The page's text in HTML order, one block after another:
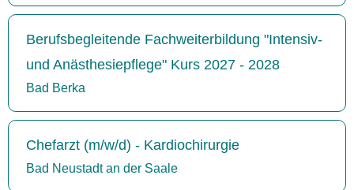
Berufsbegleitende Fachweiterbildung "Intensiv-
und Anästhesiepflege" Kurs 2027 - 2028
Bad Berka
Chefarzt (m/w/d) - Kardiochirurgie
Bad Neustadt an der Saale